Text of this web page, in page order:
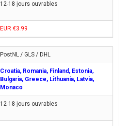
12-18 jours ouvrables
EUR €3.99
PostNL / GLS / DHL
Croatia, Romania, Finland, Estonia,
Bulgaria, Greece, Lithuania, Latvia,
Monaco
12-18 jours ouvrables